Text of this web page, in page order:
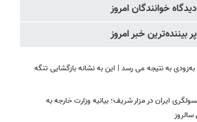
دیدگاه خوانندگان امروز
پر بیننده‌ترین خبر امروز
به نتیجه می رسد | این به نشانه بازگشایی تنگه
ایران در مزار شریف؛ بیانیه وزارت خارجه به